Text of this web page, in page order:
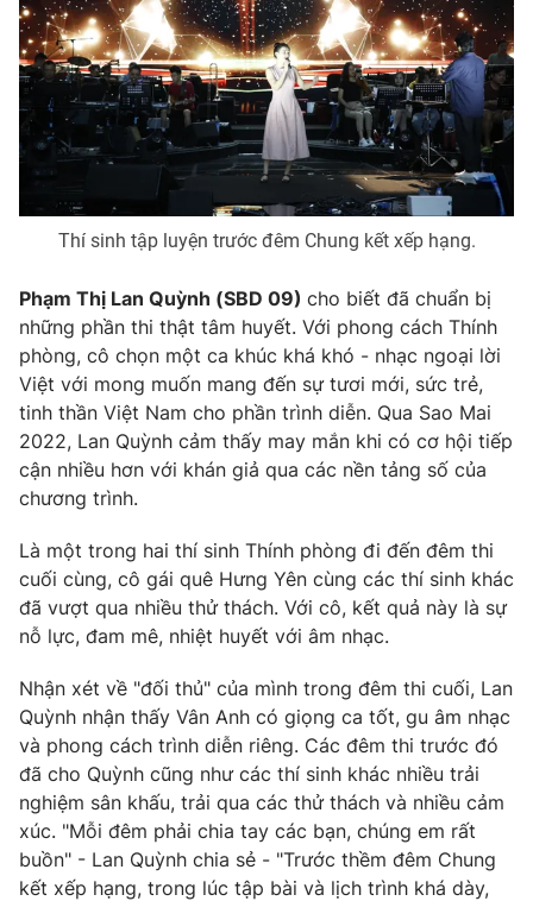
Giải sao mai
Chất lượng cuộc sống
Tuyển sinh
Học trực tuyến
Công nghệ
Hitech Công nghệ tương lai
Sản phẩm
Tư vấn
Giao lưu trực tuyến
Lịch phát sóng
Emagazine Podcast
Photo Infographic
Video Shorts video
VTV Sức khoẻ Bất động sản
VTV4 Vươn mình bằng AI
VTV9 VTV8
Liên hệ tòa soạn English
Thí sinh tập luyện trước đêm Chung kết xếp hạng.
Phạm Thị Lan Quỳnh (SBD 09) cho biết đã chuẩn bị
những phần thi thật tâm huyết. Với phong cách Thính
phòng, cô chọn một ca khúc khá khó - nhạc ngoại lời
Việt với mong muốn mang đến sự tươi mới, sức trẻ,
tinh thần Việt Nam cho phần trình diễn. Qua Sao Mai
2022, Lan Quỳnh cảm thấy may mắn khi có cơ hội tiếp
cận nhiều hơn với khán giả qua các nền tảng số của
chương trình.
Là một trong hai thí sinh Thính phòng đi đến đêm thi
cuối cùng, cô gái quê Hưng Yên cùng các thí sinh khác
đã vượt qua nhiều thử thách. Với cô, kết quả này là sự
nỗ lực, đam mê, nhiệt huyết với âm nhạc.
Nhận xét về "đối thủ" của mình trong đêm thi cuối, Lan
Quỳnh nhận thấy Vân Anh có giọng ca tốt, gu âm nhạc
và phong cách trình diễn riêng. Các đêm thi trước đó
đã cho Quỳnh cũng như các thí sinh khác nhiều trải
nghiệm sân khấu, trải qua các thử thách và nhiều cảm
xúc. "Mỗi đêm phải chia tay các bạn, chúng em rất
buồn" - Lan Quỳnh chia sẻ - "Trước thềm đêm Chung
kết xếp hạng, trong lúc tập bài và lịch trình khá dày,